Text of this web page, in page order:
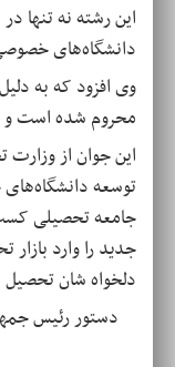
این رشته نه تنها
دانشگاه‌های
وی افزود که به
محروم شده است و
این جوان از
توسعه
جامعه تحصیلی
جدید را وارد بازار
دلخواه شان
دستور رئیس